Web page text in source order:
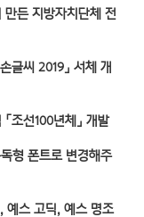
든 지방자치단체 전
글씨 2019」 서체 개
조선100년체」 개발
형 폰트로 변경해주
예스 고딕, 예스 명조